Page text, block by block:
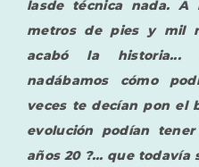
lasde técnica nada.
metros de pies y mil
acabó la historia...
nadábamos cómo
veces te decían pon el
evolución podían
años 20 ?... que todavía